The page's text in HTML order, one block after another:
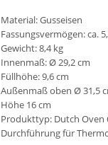
Material: Gusseisen
Fassungsvermögen: ca.
Gewicht: 8,4 kg
Innenmaß: Ø 29,2 cm
Füllhöhe: 9,6 cm
Außenmaß oben Ø 31,5
Höhe 16 cm
Produkttyp: Dutch Oven
Durchführung für